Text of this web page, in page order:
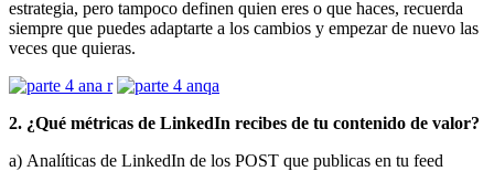
estrategia, pero tampoco definen quien eres o que haces, recuerda
siempre que puedes adaptarte a los cambios y empezar de nuevo las
veces que quieras.
2. ¿Qué métricas de LinkedIn recibes de tu contenido de valor?
a) Analíticas de LinkedIn de los POST que publicas en tu feed